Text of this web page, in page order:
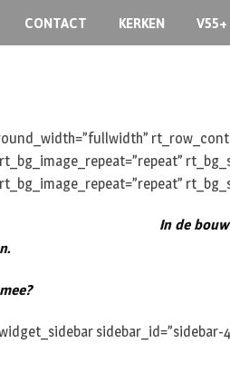
CONTACT KERKEN V55+
In de